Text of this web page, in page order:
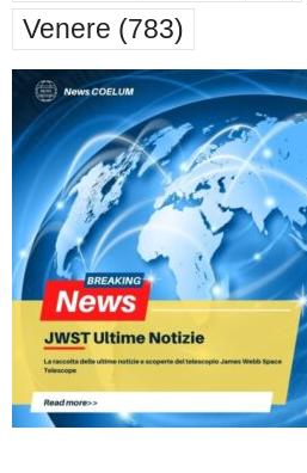
Venere (783)